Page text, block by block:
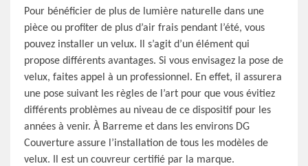
Pour bénéficier de plus de lumière naturelle dans une
pièce ou profiter de plus d’air frais pendant l’été, vous
pouvez installer un velux. Il s’agit d’un élément qui
propose différents avantages. Si vous envisagez la pose de
velux, faites appel à un professionnel. En effet, il assurera
une pose suivant les règles de l’art pour que vous évitiez
différents problèmes au niveau de ce dispositif pour les
années à venir. À Barreme et dans les environs DG
Couverture assure l’installation de tous les modèles de
velux. Il est un couvreur certifié par la marque.